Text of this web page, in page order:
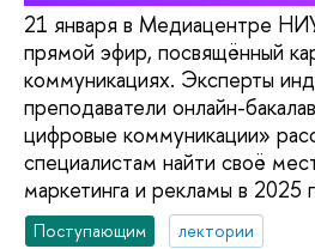
21 января в Медиацентре
прямой эфир, посвящённый
коммуникациях. Эксперты
преподаватели онлайн-
цифровые коммуникации»
специалистам найти своё
маркетинга и рекламы в 2025
Поступающим
лектории